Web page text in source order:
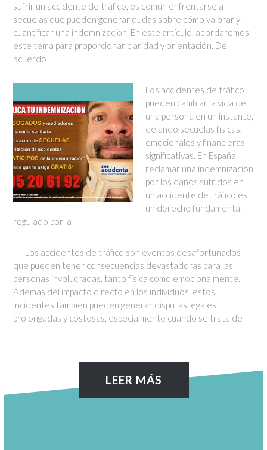
sufrir un accidente de tráfico, es común enfrentarse a
secuelas que pueden generar dudas sobre cómo valorar y
cuantificar una indemnización. En este artículo, abordaremos
este tema para proporcionar claridad y orientación. De
acuerdo
Los accidentes de tráfico
pueden cambiar la vida de
una persona en un instante,
dejando secuelas físicas,
emocionales y financieras
significativas. En España,
reclamar una indemnización
por los daños sufridos en
un accidente de tráfico es
un derecho fundamental,
regulado por la
Los accidentes de tráfico son eventos desafortunados
que pueden tener consecuencias devastadoras para las
personas involucradas, tanto física como emocionalmente.
Además del impacto directo en los individuos, estos
incidentes también pueden generar disputas legales
prolongadas y costosas, especialmente cuando se trata de
LEER MÁS